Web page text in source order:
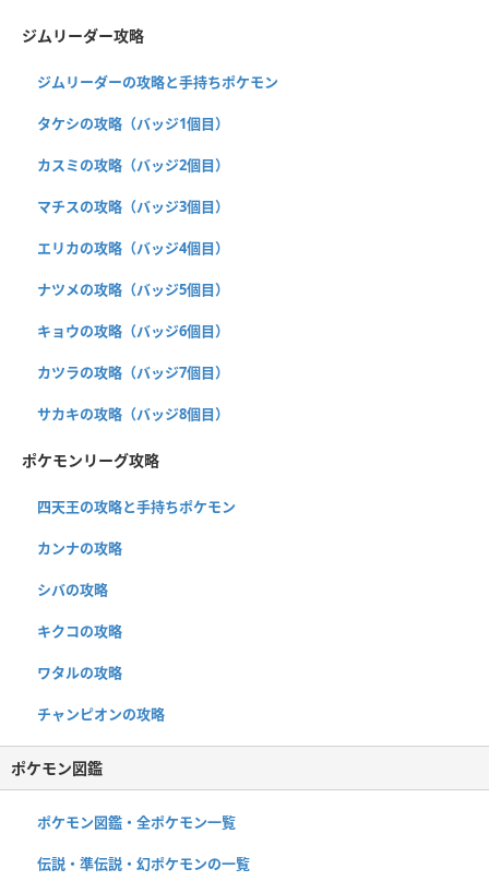
ジムリーダー攻略
ジムリーダーの攻略と手持ちポケモン
タケシの攻略（バッジ1個目）
カスミの攻略（バッジ2個目）
マチスの攻略（バッジ3個目）
エリカの攻略（バッジ4個目）
ナツメの攻略（バッジ5個目）
キョウの攻略（バッジ6個目）
カツラの攻略（バッジ7個目）
サカキの攻略（バッジ8個目）
ポケモンリーグ攻略
四天王の攻略と手持ちポケモン
カンナの攻略
シバの攻略
キクコの攻略
ワタルの攻略
チャンピオンの攻略
ポケモン図鑑
ポケモン図鑑・全ポケモン一覧
伝説・準伝説・幻ポケモンの一覧